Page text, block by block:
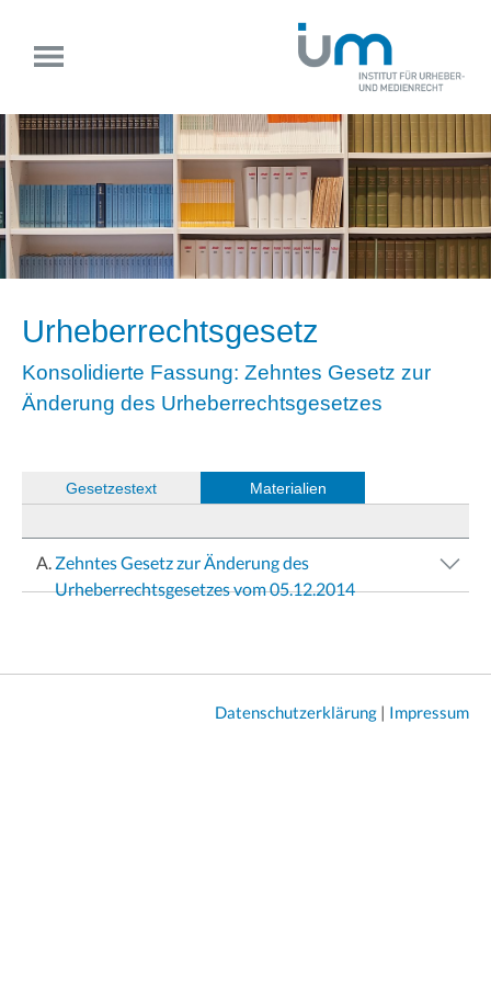
Urheberrechtsgesetz
Konsolidierte Fassung: Zehntes Gesetz zur
Änderung des Urheberrechtsgesetzes
Materialien
(Gesetzestext
Zehntes Gesetz zur Änderung des
Urheberrechtsgesetzes vom 05.12.2014
Datenschutzerklärung | Impressum